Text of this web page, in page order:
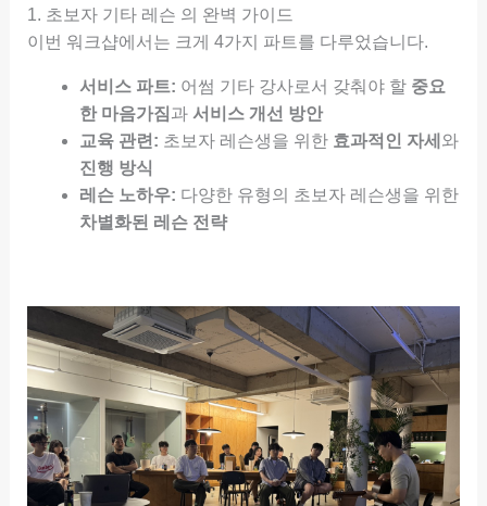
1. 초보자 기타 레슨 의 완벽 가이드
이번 워크샵에서는 크게 4가지 파트를 다루었습니다.
서비스 파트: 어썸 기타 강사로서 갖춰야 할 중요
한 마음가짐 과 서비스 개선 방안
교육 관련: 초보자 레슨생을 위한 효과적인 자세 와
진행 방식
레슨 노하우: 다양한 유형의 초보자 레슨생을 위한
차별화된 레슨 전략